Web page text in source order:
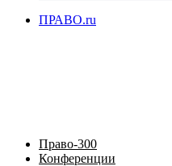
ПРАВО.ru
Право-300
Конференции